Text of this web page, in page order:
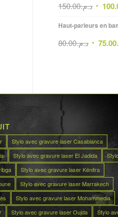
د.م.150.00
Haut-parleurs en
د.م.80.00 75.00
Stylo avec gravure laser Casablanca
Stylo avec gravure laser El Jadida
Stylo avec gravure laser Kénitra
Stylo avec gravure laser Marrakech
Stylo avec gravure laser Mohammedia
Stylo avec gravure laser Oujda
Stylo